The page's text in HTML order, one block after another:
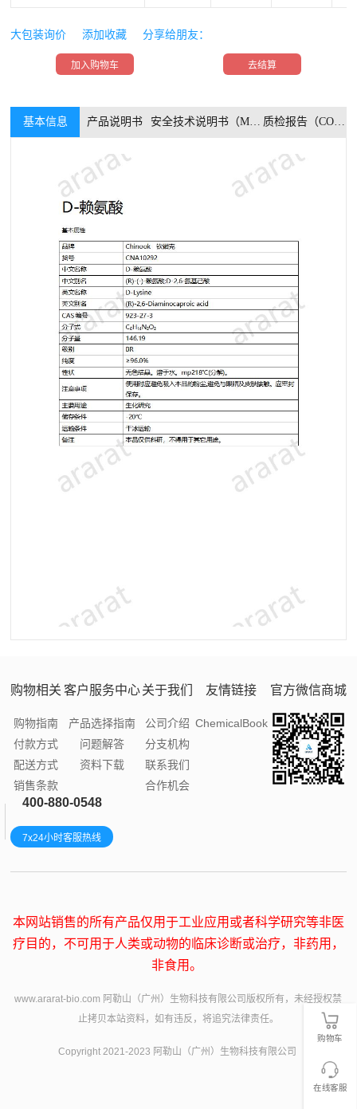
大包装询价 添加收藏 分享给朋友：
加入购物车 去结算
基本信息 产品说明书 安全技术说明书（MSDS） 质检报告（COA）
购物相关
购物指南
付款方式
配送方式
销售条款
客户服务中心
产品选择指南
问题解答
资料下载
关于我们
公司介绍
分支机构
联系我们
合作机会
友情链接
ChemicalBook
官方微信商城
400-880-0548
7x24小时客服热线
本网站销售的所有产品仅用于工业应用或者科学研究等非医
疗目的，不可用于人类或动物的临床诊断或治疗，非药用，
非食用。
www.ararat-bio.com 阿勒山（广州）生物科技有限公司版权所有，未经授权禁
止拷贝本站资料，如有违反，将追究法律责任。
Copyright 2021-2023 阿勒山（广州）生物科技有限公司
购物车
在线客服